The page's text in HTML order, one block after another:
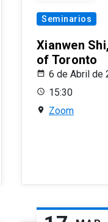
Seminarios
Xianwen
of Toronto
6 de Abril de
15:30
Zoom